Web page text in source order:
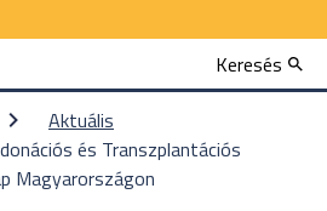
Keresés
Aktuális
és Transzplantációs
Magyarországon